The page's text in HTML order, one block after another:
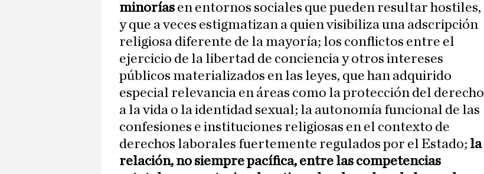
minorías en entornos sociales que pueden resultar hostiles,
y que a veces estigmatizan a quien visibiliza una adscripción
religiosa diferente de la mayoría; los conflictos entre el
ejercicio de la libertad de conciencia y otros intereses
públicos materializados en las leyes, que han adquirido
especial relevancia en áreas como la protección del derecho
a la vida o la identidad sexual; la autonomía funcional de las
confesiones e instituciones religiosas en el contexto de
derechos laborales fuertemente regulados por el Estado; la
relación, no siempre pacífica, entre las competencias